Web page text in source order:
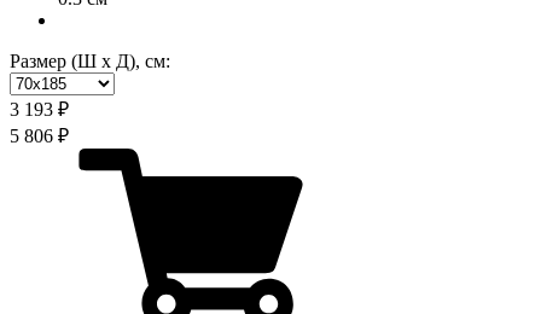
Размер (Ш х Д), см:
3 193 ₽
5 806 ₽